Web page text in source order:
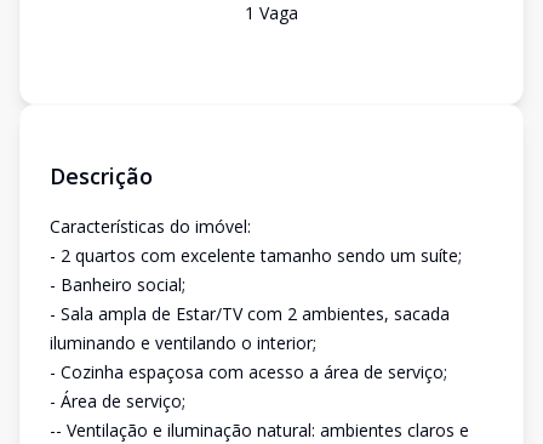
1 Vaga
Descrição
Características do imóvel:
- 2 quartos com excelente tamanho sendo um suíte;
- Banheiro social;
- Sala ampla de Estar/TV com 2 ambientes, sacada
iluminando e ventilando o interior;
- Cozinha espaçosa com acesso a área de serviço;
- Área de serviço;
-- Ventilação e iluminação natural: ambientes claros e